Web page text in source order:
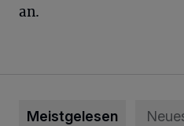
an.
Meistgelesen